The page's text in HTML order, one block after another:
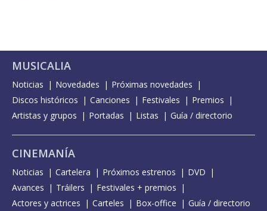
MUSICALIA
Noticias Novedades
Próximas novedades
Discos históricos
Canciones Festivales
Premios
Artistas y grupos
Portadas Listas Guía / directorio
CINEMANÍA
Noticias Cartelera Próximos estrenos
DVD
Avances
Tráilers
Festivales + premios
Actores y actrices
Carteles Box-office Guía / directorio